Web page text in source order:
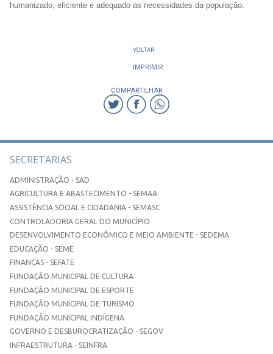
humanizado, eficiente e adequado às necessidades da população.
VOLTAR
IMPRIMIR
COMPARTILHAR
SECRETARIAS
ADMINISTRAÇÃO - SAD
AGRICULTURA E ABASTECIMENTO - SEMAA
ASSISTÊNCIA SOCIAL E CIDADANIA - SEMASC
CONTROLADORIA GERAL DO MUNICÍPIO
DESENVOLVIMENTO ECONÔMICO E MEIO AMBIENTE - SEDEMA
EDUCAÇÃO - SEME
FINANÇAS - SEFATE
FUNDAÇÃO MUNICIPAL DE CULTURA
FUNDAÇÃO MUNICIPAL DE ESPORTE
FUNDAÇÃO MUNICIPAL DE TURISMO
FUNDAÇÃO MUNICIPAL INDÍGENA
GOVERNO E DESBUROCRATIZAÇÃO - SEGOV
INFRAESTRUTURA - SEINFRA